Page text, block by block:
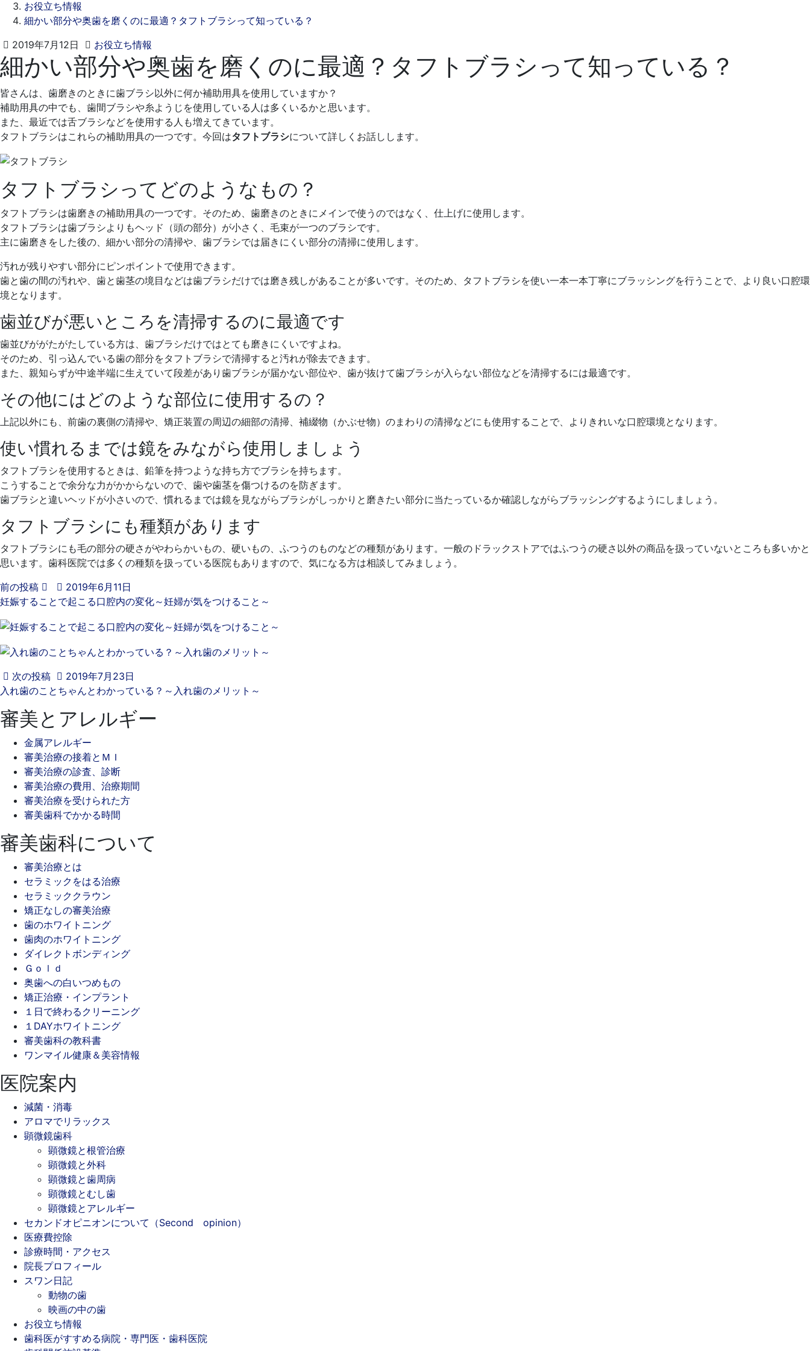
お役立ち情報
細かい部分や奥歯を磨くのに最適？タフトブラシって知っている？
2019年7月12日
お役立ち情報
年
9
月
17
日
ワ
ン
デ
ン
タ
ル
ク
ッ
細かい部分や奥歯を磨くのに最適？タフトブラシって知っている？
皆さんは、歯磨きのときに歯ブラシ以外に何か補助用具を使用していますか？
補助用具の中でも、歯間ブラシや糸ようじを使用している人は多くいるかと思います。
また、最近では舌ブラシなどを使用する人も増えてきています。
タフトブラシはこれらの補助用具の一つです。今回はタフトブラシについて詳しくお話しします。
タフトブラシってどのようなもの？
タフトブラシは歯磨きの補助用具の一つです。そのため、歯磨きのときにメインで使うのではなく、仕上げに使用します。
タフトブラシは歯ブラシよりもヘッド（頭の部分）が小さく、毛束が一つのブラシです。
主に歯磨きをした後の、細かい部分の清掃や、歯ブラシでは届きにくい部分の清掃に使用します。
汚れが残りやすい部分にピンポイントで使用できます。
歯と歯の間の汚れや、歯と歯茎の境目などは歯ブラシだけでは磨き残しがあることが多いです。そのため、タフトブラシを使い一本一本丁寧にブラッシングを行うことで、より良い口腔環
境となります。
歯並びが悪いところを清掃するのに最適です
歯並びががたがたしている方は、歯ブラシだけではとても磨きにくいですよね。
そのため、引っ込んでいる歯の部分をタフトブラシで清掃すると汚れが除去できます。
また、親知らずが中途半端に生えていて段差があり歯ブラシが届かない部位や、歯が抜けて歯ブラシが入らない部位などを清掃するには最適です。
その他にはどのような部位に使用するの？
上記以外にも、前歯の裏側の清掃や、矯正装置の周辺の細部の清掃、補綴物（かぶせ物）のまわりの清掃などにも使用することで、よりきれいな口腔環境となります。
使い慣れるまでは鏡をみながら使用しましょう
タフトブラシを使用するときは、鉛筆を持つような持ち方でブラシを持ちます。
こうすることで余分な力がかからないので、歯や歯茎を傷つけるのを防ぎます。
歯ブラシと違いヘッドが小さいので、慣れるまでは鏡を見ながらブラシがしっかりと磨きたい部分に当たっているか確認しながらブラッシングするようにしましょう。
タフトブラシにも種類があります
タフトブラシにも毛の部分の硬さがやわらかいもの、硬いもの、ふつうのものなどの種類があります。一般のドラックストアではふつうの硬さ以外の商品を扱っていないところも多いかと
思います。歯科医院では多くの種類を扱っている医院もありますので、気になる方は相談してみましょう。
前の投稿
2019年6月11日
妊娠することで起こる口腔内の変化～妊婦が気をつけること～
次の投稿
2019年7月23日
入れ歯のことちゃんとわかっている？～入れ歯のメリット～
審美とアレルギー
金属アレルギー
審美治療の接着とＭＩ
審美治療の診査、診断
審美治療の費用、治療期間
審美治療を受けられた方
審美歯科でかかる時間
審美歯科について
審美治療とは
セラミックをはる治療
セラミッククラウン
矯正なしの審美治療
歯のホワイトニング
歯肉のホワイトニング
ダイレクトボンディング
Ｇｏｌｄ
奥歯への白いつめもの
矯正治療・インプラント
１日で終わるクリーニング
１DAYホワイトニング
審美歯科の教科書
ワンマイル健康＆美容情報
医院案内
減菌・消毒
アロマでリラックス
顕微鏡歯科
顕微鏡と根管治療
顕微鏡と外科
顕微鏡と歯周病
顕微鏡とむし歯
顕微鏡とアレルギー
セカンドオピニオンについて（Second opinion）
医療費控除
診療時間・アクセス
院長プロフィール
スワン日記
動物の歯
映画の中の歯
お役立ち情報
歯科医がすすめる病院・専門医・歯科医院